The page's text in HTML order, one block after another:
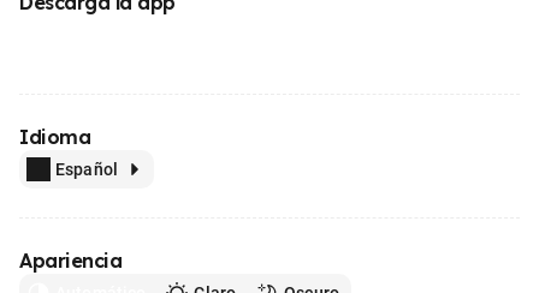
Idioma
Español
Apariencia